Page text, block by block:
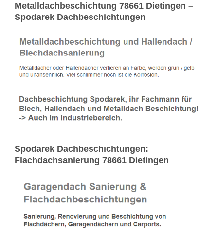
Metalldachbeschichtung 78661 Dietingen –
Spodarek Dachbeschichtungen
Spodarek Dachbeschichtungen:
Flachdachsanierung 78661 Dietingen